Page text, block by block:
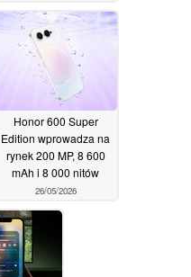
28/05/2026
Honor 600 Super
Edition wprowadza na
rynek 200 MP, 8 600
mAh i 8 000 nitów
26/05/2026